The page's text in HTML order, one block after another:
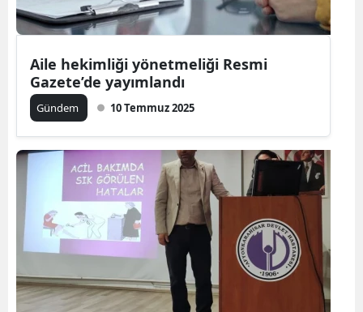
Aile hekimliği yönetmeliği Resmi
Gazete’de yayımlandı
Gündem 10 Temmuz 2025